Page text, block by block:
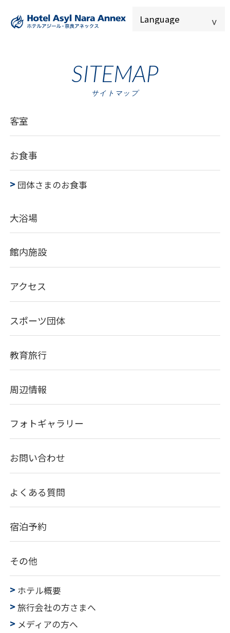
SITEMAP
サイトマップ
客室
お食事
団体さまのお食事
大浴場
館内施設
アクセス
スポーツ団体
教育旅行
周辺情報
フォトギャラリー
お問い合わせ
よくある質問
宿泊予約
その他
ホテル概要
旅行会社の方さまへ
メディアの方へ